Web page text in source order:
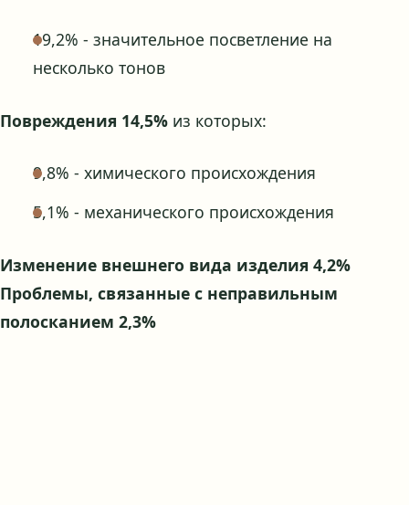
19,2% - значительное посветление на
несколько тонов
Повреждения 14,5% из которых:
9,8% - химического происхождения
5,1% - механического происхождения
Изменение внешнего вида изделия 4,2%
Проблемы, связанные с неправильным
полосканием 2,3%